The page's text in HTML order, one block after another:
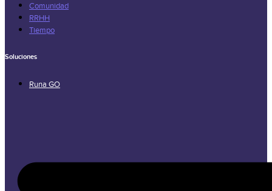
Comunidad
RRHH
Tiempo
Soluciones
Runa GO